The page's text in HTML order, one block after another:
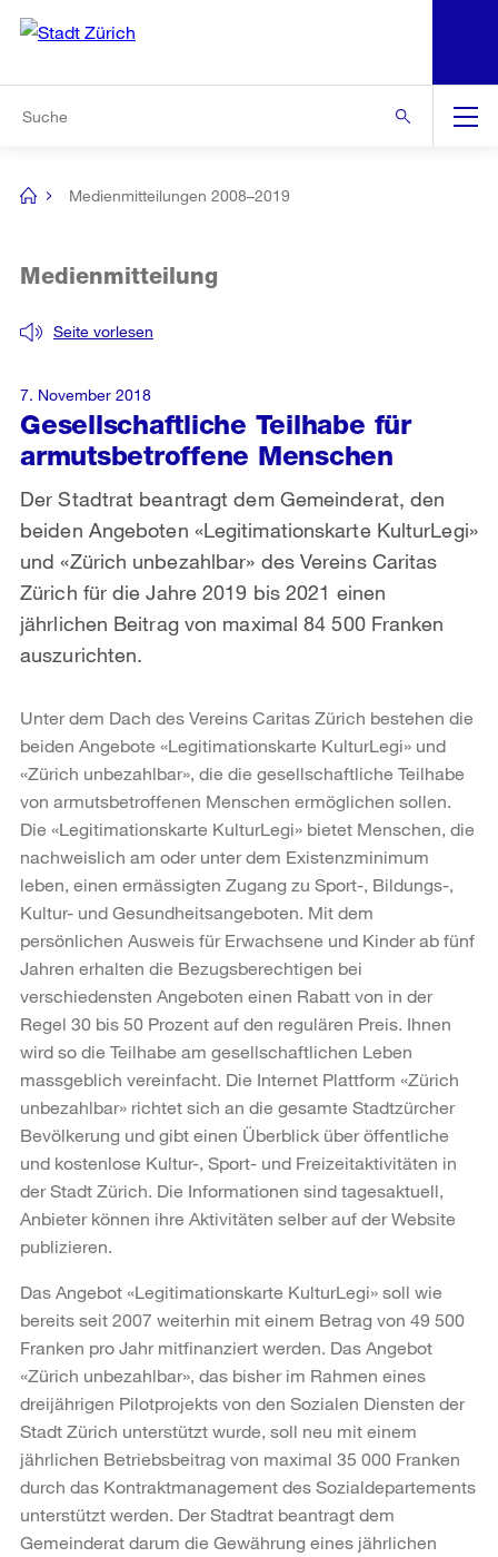
Navigation
[no
Medienmitteilungen 2008–2019
Gesellschaftliche Teilhabe für
armutsbetroffene Menschen
Seite vorlesen
Medienmitteilung
Der Stadtrat beantragt dem Gemeinderat, den
beiden Angeboten «Legitimationskarte KulturLegi»
und «Zürich unbezahlbar» des Vereins Caritas
Zürich für die Jahre 2019 bis 2021 einen
jährlichen Beitrag von maximal 84 500 Franken
auszurichten.
7. November 2018
Unter dem Dach des Vereins Caritas Zürich bestehen die
beiden Angebote «Legitimationskarte KulturLegi» und
«Zürich unbezahlbar», die die gesellschaftliche Teilhabe
von armutsbetroffenen Menschen ermöglichen sollen.
Die «Legitimationskarte KulturLegi» bietet Menschen, die
nachweislich am oder unter dem Existenzminimum
leben, einen ermässigten Zugang zu Sport-, Bildungs-,
Kultur- und Gesundheitsangeboten. Mit dem
persönlichen Ausweis für Erwachsene und Kinder ab fünf
Jahren erhalten die Bezugsberechtigen bei
verschiedensten Angeboten einen Rabatt von in der
Regel 30 bis 50 Prozent auf den regulären Preis. Ihnen
wird so die Teilhabe am gesellschaftlichen Leben
massgeblich vereinfacht. Die Internet Plattform «Zürich
unbezahlbar» richtet sich an die gesamte Stadtzürcher
Bevölkerung und gibt einen Überblick über öffentliche
und kostenlose Kultur-, Sport- und Freizeitaktivitäten in
der Stadt Zürich. Die Informationen sind tagesaktuell,
Anbieter können ihre Aktivitäten selber auf der Website
publizieren.
Das Angebot «Legitimationskarte KulturLegi» soll wie
bereits seit 2007 weiterhin mit einem Betrag von 49 500
Franken pro Jahr mitfinanziert werden. Das Angebot
«Zürich unbezahlbar», das bisher im Rahmen eines
dreijährigen Pilotprojekts von den Sozialen Diensten der
Stadt Zürich unterstützt wurde, soll neu mit einem
jährlichen Betriebsbeitrag von maximal 35 000 Franken
durch das Kontraktmanagement des Sozialdepartements
unterstützt werden. Der Stadtrat beantragt dem
Gemeinderat darum die Gewährung eines jährlichen